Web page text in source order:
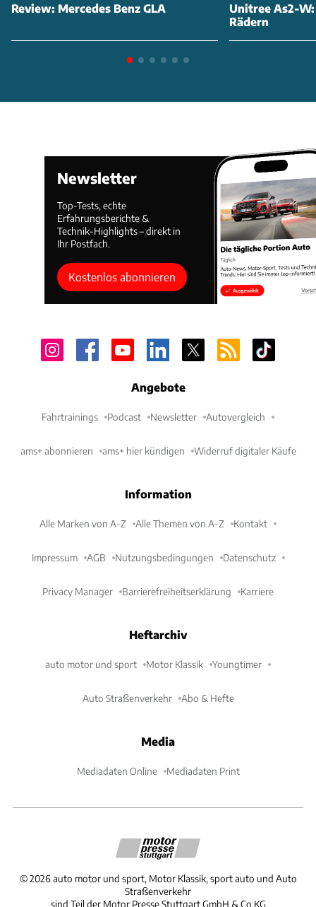
Review: Mercedes Benz GLA
Unitree As2-
Rädern
Newsletter
Top-Tests, echte
Erfahrungsberichte &
Technik-Highlights – direkt in
Ihr Postfach.
Kostenlos abonnieren
Angebote
Fahrtrainings Podcast Newsletter Autovergleich
ams+ abonnieren ams+ hier kündigen Widerruf digitaler Käufe
Information
Alle Marken von A-Z Alle Themen von A-Z Kontakt
Impressum AGB Nutzungsbedingungen Datenschutz
Privacy Manager Barrierefreiheitserklärung Karriere
Heftarchiv
auto motor und sport Motor Klassik Youngtimer
Auto Straßenverkehr Abo & Hefte
Media
Mediadaten Online Mediadaten Print
©2026 auto motor und sport, Motor Klassik, sport auto und Auto
Straßenverkehr
sind Teil der Motor Presse Stuttgart GmbH & Co.KG